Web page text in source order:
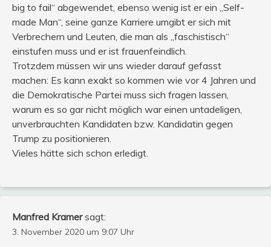
big to fail“ abgewendet, ebenso wenig ist er ein „Self-
made Man“, seine ganze Karriere umgibt er sich mit
Verbrechern und Leuten, die man als „faschistisch“
einstufen muss und er ist frauenfeindlich.
Trotzdem müssen wir uns wieder darauf gefasst
machen: Es kann exakt so kommen wie vor 4 Jahren und
die Demokratische Partei muss sich fragen lassen,
warum es so gar nicht möglich war einen untadeligen,
unverbrauchten Kandidaten bzw. Kandidatin gegen
Trump zu positionieren.
Vieles hätte sich schon erledigt.
Manfred Kramer sagt:
3. November 2020 um 9:07 Uhr